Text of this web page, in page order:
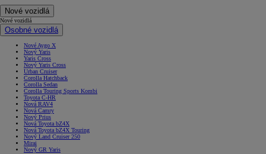
Nové vozidlá
Nové vozidlá
Osobné vozidlá
Nové Aygo X
Nový Yaris
Yaris Cross
Nový Yaris Cross
Urban Cruiser
Corolla Hatchback
Corolla Sedan
Corolla Touring Sports Kombi
Toyota C-HR
Nová RAV4
Nová Camry
Nový Prius
Nová Toyota bZ4X
Nová Toyota bZ4X Touring
Nový Land Cruiser 250
Mirai
Nový GR Yaris